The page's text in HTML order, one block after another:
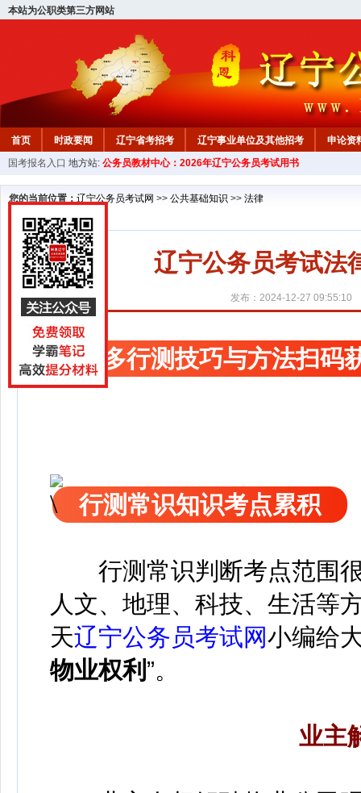
本站为公职类第三方网站
首页 时政要闻 辽宁省考招考 辽宁事业单位及其他招考 申论资
教材中心
国考报名入口 地方站: 公务员教材中心：2026年辽宁公务员考试用书
您的当前位置： 辽宁公务员考试网 >> 公共基础知识 >> 法律
辽宁公务员考试法
发布：2024-12-27 09:55:10
更多行测技巧与方法扫码
行测常识知识考点累积
行测常识判断考点范围
人文、地理、科技、生活等
天辽宁公务员考试网小编给
物业权利 ”。
业主